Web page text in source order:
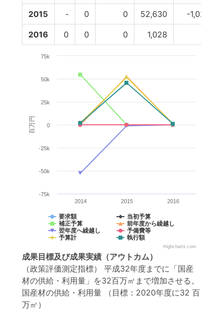
2015 - 0 0 52,630 -1,028
2016 0 0 0 1,028
百万円
要求額
当初予算
補正予算
前年度から繰越し
翌年度へ繰越し
予備費等
予算計
執行額
2014 2015 2016
-75k
-50k
-25k
0
25k
50k
75k
Highcharts.com
成果目標及び成果実績 （アウトカム）
（政策評価測定指標） 平成32年度までに「国産
材の供給・利用量」を32百万㎥まで増加させる。
国産材の供給・利用量
（目標：2020年度に32 百
万㎥）